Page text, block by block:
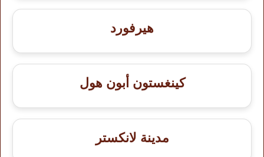
هيرفورد
كينغستون أبون هول
مدينة لانكستر